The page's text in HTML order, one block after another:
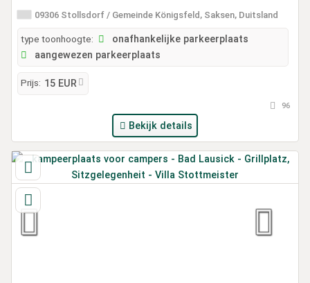
09306 Stollsdorf / Gemeinde Königsfeld, Saksen, Duitsland
type toonhoogte:
onafhankelijke parkeerplaats
aangewezen parkeerplaats
Prijs: 15 EUR
96
Bekijk details